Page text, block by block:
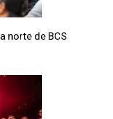
norte de BCS